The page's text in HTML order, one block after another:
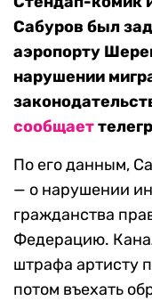
Сабуров был
аэропорту
нарушении
сообщает
По его данным,
— о нарушении
гражданства
Федерацию.
штрафа артисту
потом въехать